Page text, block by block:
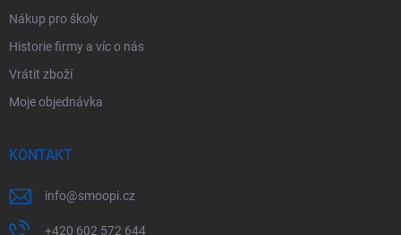
Nákup pro školy
Historie firmy a víc o nás
Vrátit zboží
Moje objednávka
KONTAKT
info@smoopi.cz
+420 602 572 644